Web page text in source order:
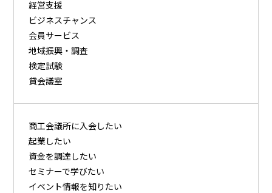
経営支援
ビジネスチャンス
会員サービス
地域振興・調査
検定試験
貸会議室
商⼯会議所に⼊会したい
起業したい
資⾦を調達したい
セミナーで学びたい
イベント情報を知りたい